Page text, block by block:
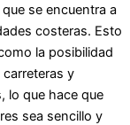
que se encuentra a
costeras. Esto
la posibilidad
y
lo que hace que
sea sencillo y